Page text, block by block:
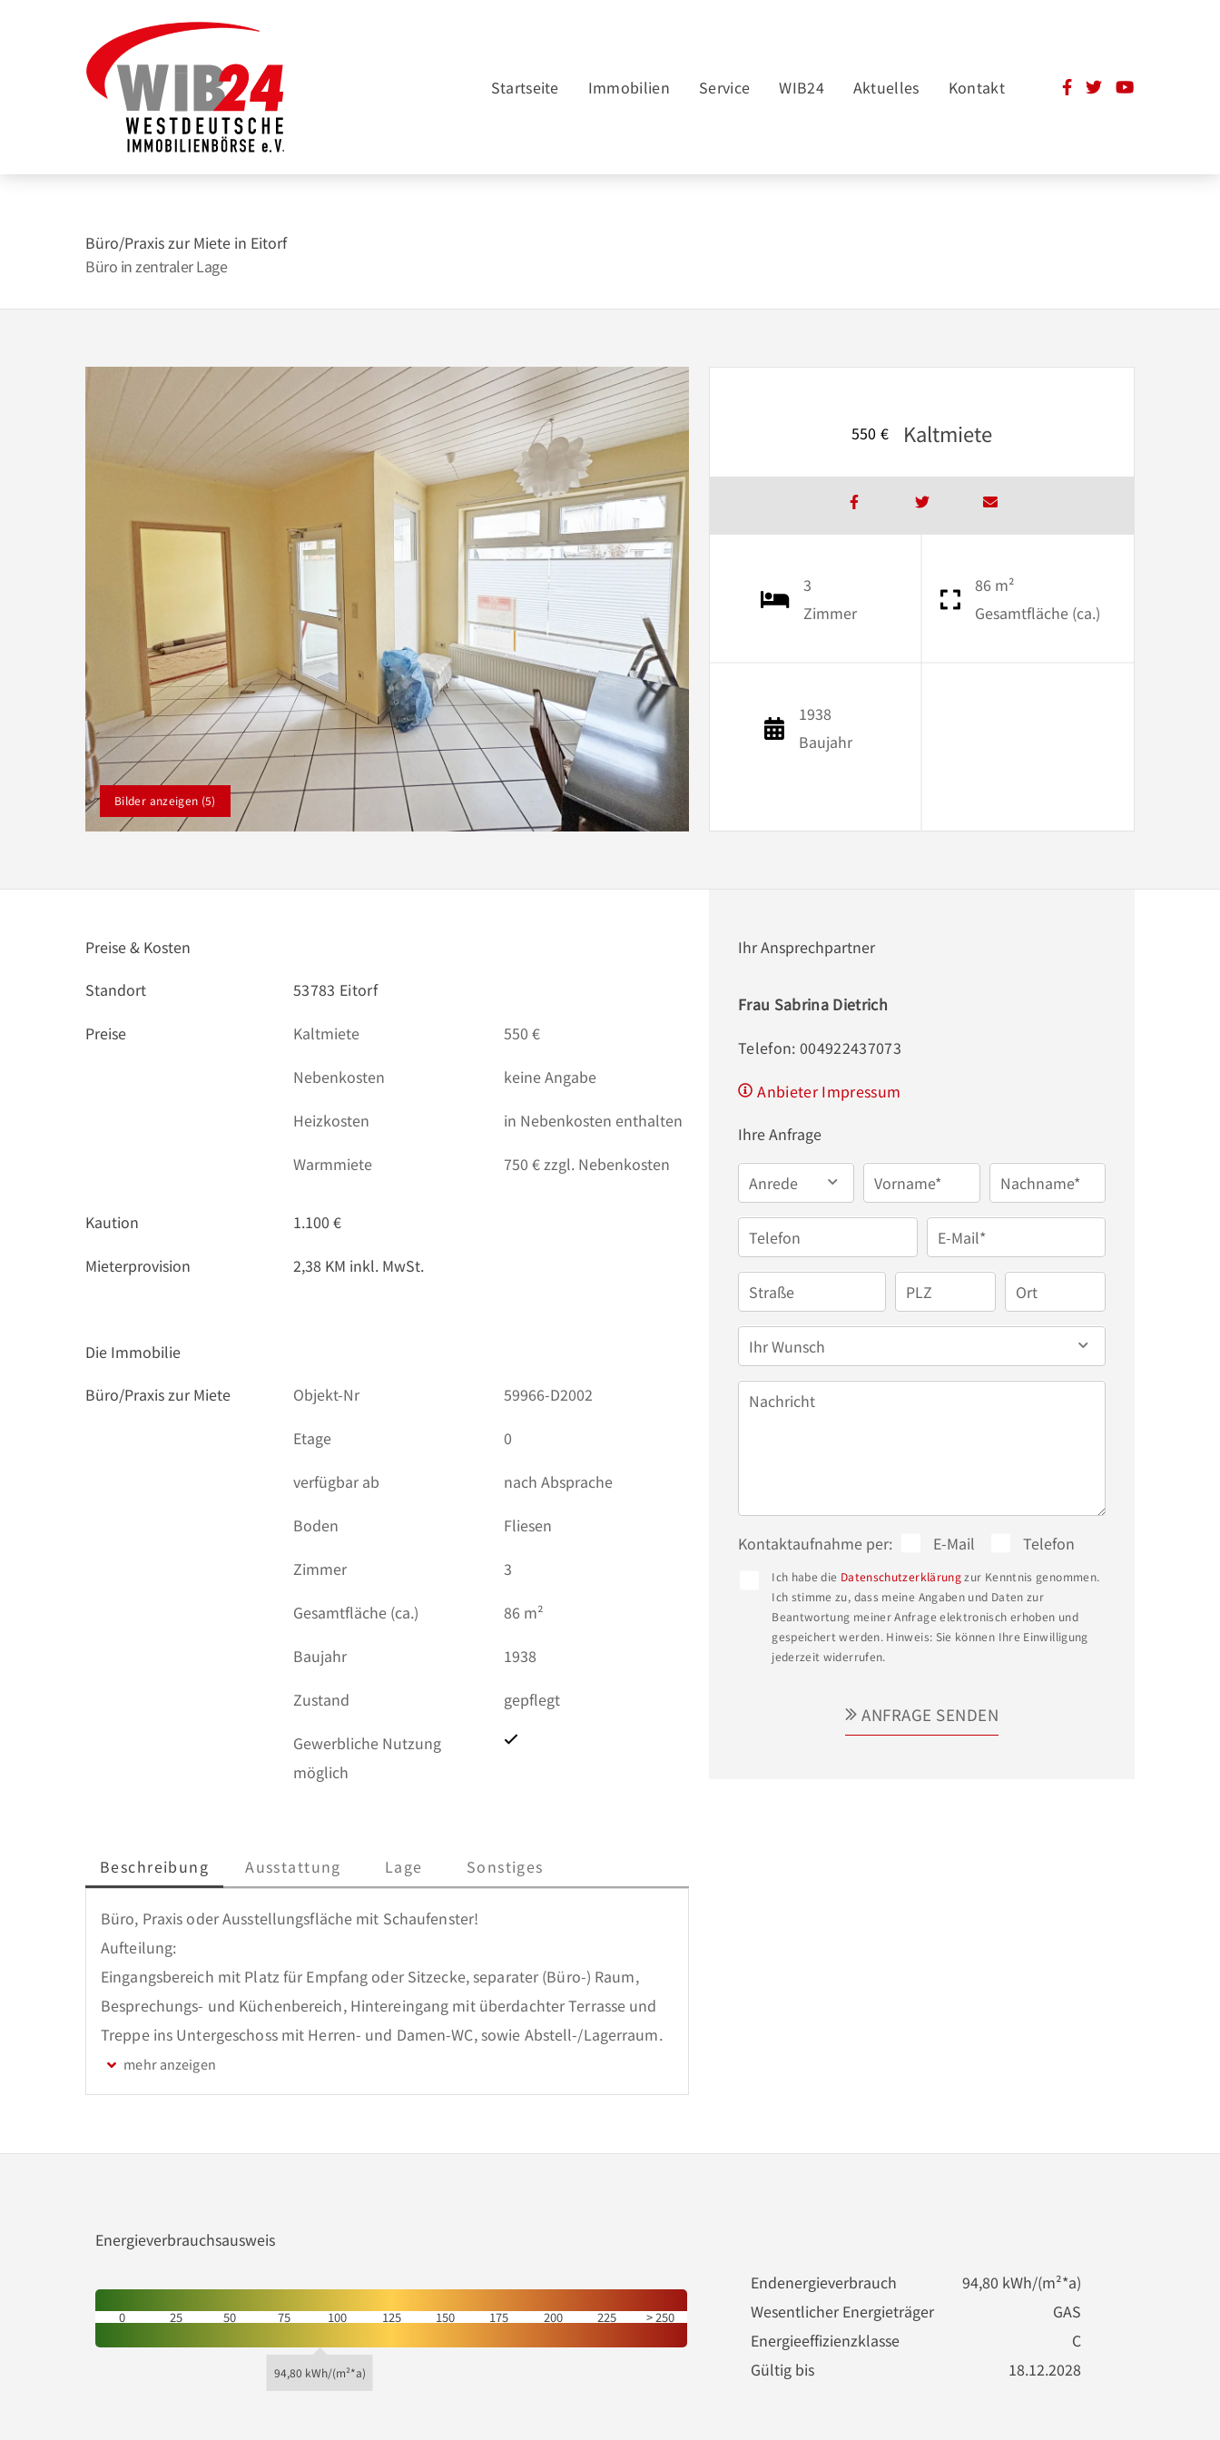
Startseite Immobilien Service WIB24 Aktuelles Kontakt
Büro/Praxis zur Miete in Eitorf
Büro in zentraler Lage
Bilder anzeigen (5)
550 € Kaltmiete
3
Zimmer
86 m²
Gesamtfläche (ca.)
1938
Baujahr
Preise & Kosten
Standort
53783 Eitorf
Preise
Kaltmiete
550 €
Nebenkosten
keine Angabe
Heizkosten
in Nebenkosten enthalten
Warmmiete
750 € zzgl. Nebenkosten
Kaution
1.100 €
Mieterprovision
2,38 KM inkl. MwSt.
Die Immobilie
Büro/Praxis zur Miete
Objekt-Nr
59966-D2002
Etage
0
verfügbar ab
nach Absprache
Boden
Fliesen
Zimmer
3
Gesamtfläche (ca.)
86 m²
Baujahr
1938
Zustand
gepflegt
Gewerbliche Nutzung
möglich
Beschreibung Ausstattung Lage Sonstiges
Büro, Praxis oder Ausstellungsfläche mit Schaufenster!
Aufteilung:
Eingangsbereich mit Platz für Empfang oder Sitzecke, separater (Büro-) Raum,
Besprechungs- und Küchenbereich, Hintereingang mit überdachter Terrasse und
Treppe ins Untergeschoss mit Herren- und Damen-WC, sowie Abstell-/Lagerraum.
Ihr Ansprechpartner
Frau Sabrina Dietrich
Telefon: 004922437073
Anbieter Impressum
Ihre Anfrage
Anrede Vorname* Nachname*
Telefon E-Mail*
Straße PLZ Ort
Ihr Wunsch
Nachricht
Kontaktaufnahme per: E-Mail Telefon
Ich habe die Datenschutzerklärung zur Kenntnis genommen.
Ich stimme zu, dass meine Angaben und Daten zur
Beantwortung meiner Anfrage elektronisch erhoben und
gespeichert werden. Hinweis: Sie können Ihre Einwilligung
jederzeit widerrufen.
ANFRAGE SENDEN
Energieverbrauchsausweis
0 25 50 75 100 125 150 175 200 225 250
94,80 kWh/(m²*a)
Endenergieverbrauch
94,80 kWh/(m²*a)
Wesentlicher Energieträger
GAS
Energieeffizienzklasse
C
Gültig bis
18.12.2028